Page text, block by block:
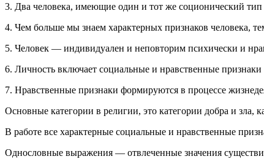
3. Два человека, имеющие один и тот же соционический
4. Чем больше мы знаем характерных признаков человека,
5. Человек — индивидуален и неповторим психически и
6. Личность включает социальные и нравственные
7. Нравственные признаки формируются в процессе
Основные категории в религии, это категории добра и зла,
В работе все характерные социальные и нравственные
Однословные выражения — отвлеченные значения